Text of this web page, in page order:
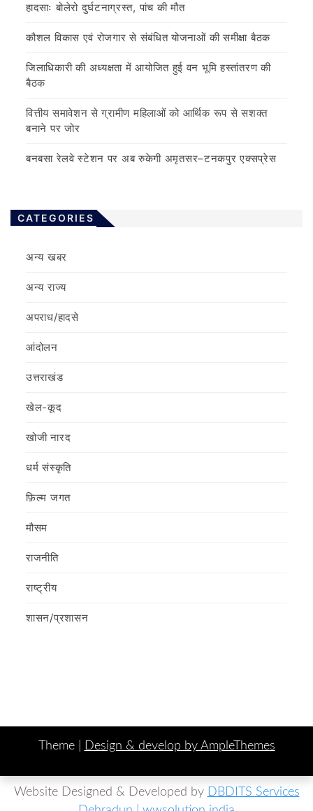
हादसाः बोलेरो दुर्घटनाग्रस्त, पांच की मौत
कौशल विकास एवं रोजगार से संबंधित योजनाओं की समीक्षा बैठक
जिलाधिकारी की अध्यक्षता में आयोजित हुई वन भूमि हस्तांतरण की
बैठक
वित्तीय समावेशन से ग्रामीण महिलाओं को आर्थिक रूप से सशक्त
बनाने पर जोर
बनबसा रेलवे स्टेशन पर अब रुकेगी अमृतसर–टनकपुर एक्सप्रेस
CATEGORIES
अन्य खबर
अन्य राज्य
अपराध/हादसे
आंदोलन
उत्तराखंड
खेल-कूद
खोजी नारद
धर्म संस्कृति
फ़िल्‍म जगत
मौसम
राजनीति
राष्ट्रीय
शासन/प्रशासन
Theme | Design & develop by AmpleThemes
Website Designed & Developed by DBDITS Services